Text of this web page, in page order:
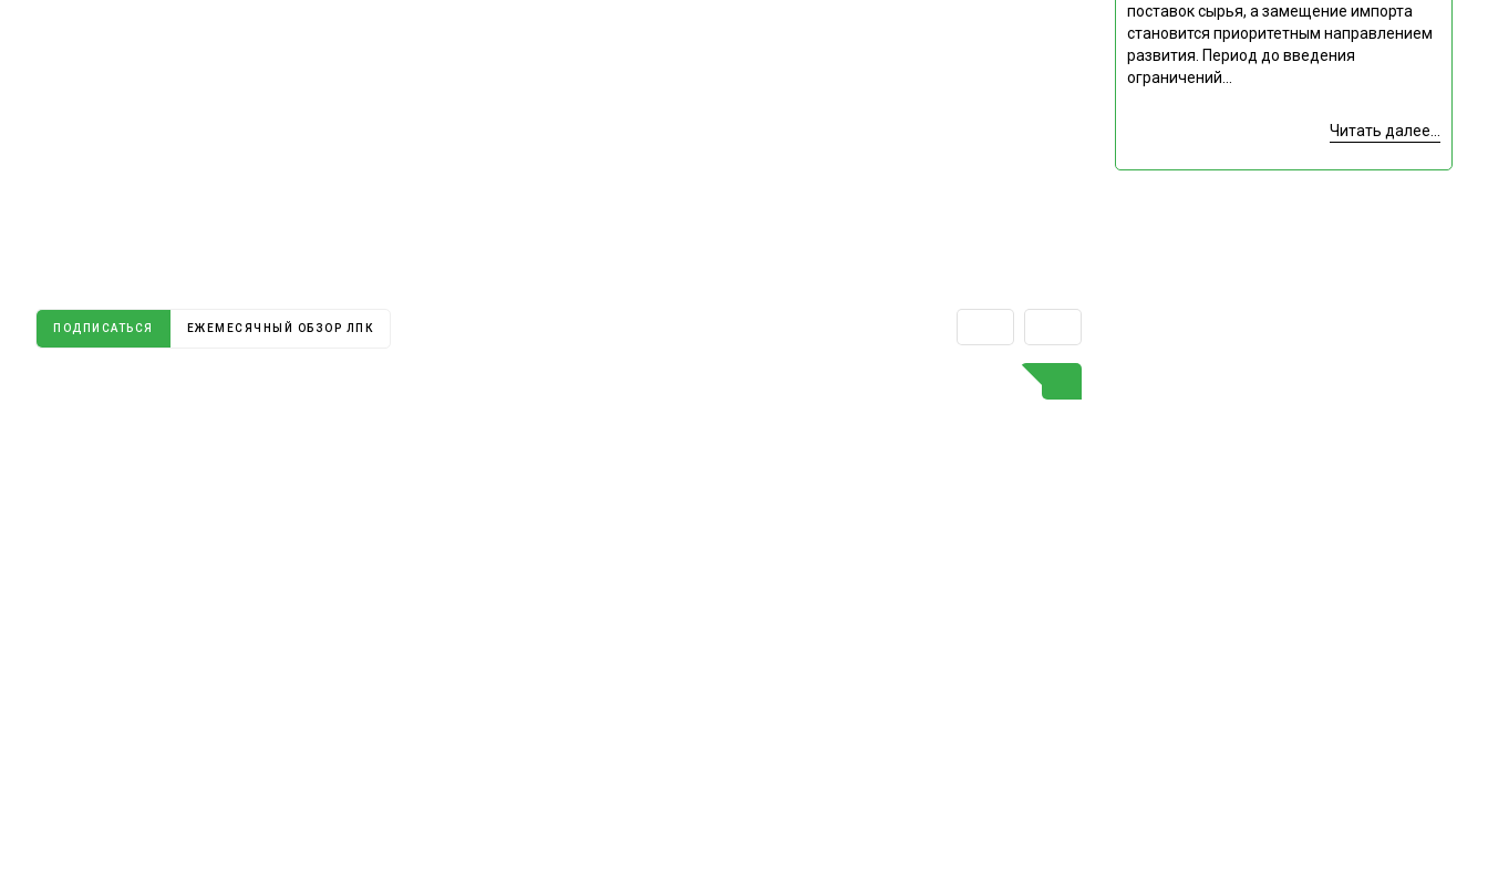
поставок сырья, а замещение импорта
становится приоритетным направлением
развития. Период до введения
ограничений...
Читать далее...
ПОДПИСАТЬСЯ ЕЖЕМЕСЯЧНЫЙ ОБЗОР ЛПК